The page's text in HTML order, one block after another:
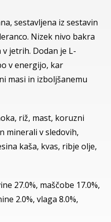
sestavljena iz sestavin
Nizek nivo bakra
jetrih. Dodan je L-
v energijo, kar
masi in izboljšanemu
riž, mast, koruzni
minerali v sledovih,
kaša, kvas, ribje olje,
27.0%, maščobe 17.0%,
2.0%, vlaga 8.0%,